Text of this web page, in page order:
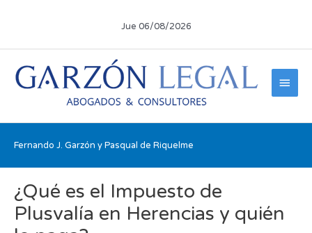
Jue 06/08/2026
Fernando J. Garzón y Pasqual de Riquelme
¿Qué es el Impuesto de
Plusvalía en Herencias y quién
de
entradas